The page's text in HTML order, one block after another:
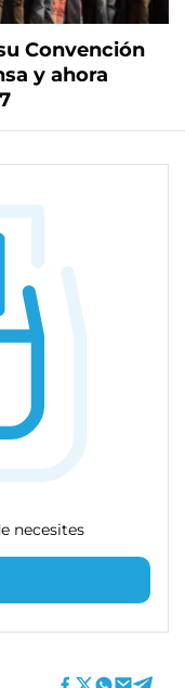
Convención
y ahora
necesites